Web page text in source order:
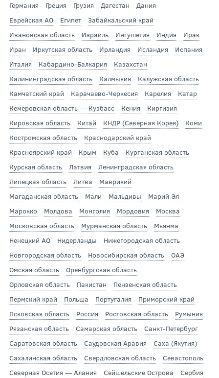
Германия
Греция Грузия Дагестан
Дания
Еврейская АО
Египет
Забайкальский край
Ивановская область
Израиль Ингушетия Индия
Ирак
Иран
Иркутская область Ирландия Исландия
Испания
Италия
Кабардино-Балкария
Казахстан
Калининградская область
Калмыкия
Калужская область
Камчатский край
Карачаево-Черкесия Карелия
Катар
Кемеровская область — Кузбасс
Кения
Киргизия
Кировская область
Китай КНДР (Северная Корея)
Коми
Костромская область
Краснодарский край
Красноярский край
Крым Куба
Курганская область
Курская область
Латвия
Ленинградская область
Липецкая область
Литва
Маврикий
Магаданская область
Мали Мальдивы
Марий Эл
Марокко
Молдова Монголия Мордовия
Москва
Московская область
Мурманская область
Мьянма
Ненецкий АО
Нидерланды
Нижегородская область
Новгородская область
Новосибирская область
ОАЭ
Омская область
Оренбургская область
Орловская область
Пакистан
Пензенская область
Пермский край
Польша Португалия
Приморский край
Псковская область
Россия Ростовская область
Румыния
Рязанская область
Самарская область
Санкт-Петербург
Саратовская область
Саудовская Аравия
Саха (Якутия)
Сахалинская область
Свердловская область
Севастополь
Северная Осетия — Алания
Сейшельские Острова
Сербия